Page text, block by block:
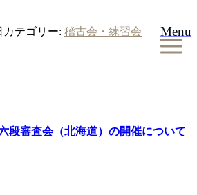
Menu
カテゴリー: 稽古会・練習会
段審査会（北海道）の開催について